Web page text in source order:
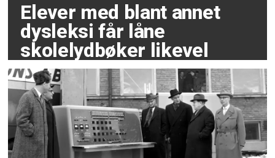
Elever med blant annet
dysleksi får låne
skolelydbøker likevel